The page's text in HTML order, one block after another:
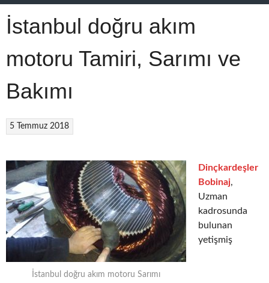
İstanbul doğru akım
motoru Tamiri, Sarımı ve
Bakımı
5 Temmuz 2018
İstanbul doğru akım motoru Sarımı
Dinçkardeşler
Bobinaj,
Uzman
kadrosunda
bulunan
yetişmiş